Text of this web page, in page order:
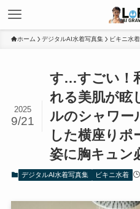
ホーム デジタルAI水着写真集 ビキニ水着
す…すごい！
れる美肌が眩
ルのシャワー
した横座りポ
姿に胸キュン
2025
9/21
デジタルAI水着写真集 ビキニ水着